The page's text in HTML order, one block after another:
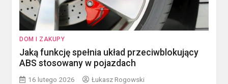
DOM I ZAKUPY
Jaką funkcję spełnia układ przeciwblokujący
ABS stosowany w pojazdach
16 lutego 2026 Łukasz Rogowski